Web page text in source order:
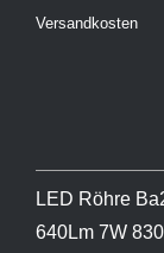
Versandkosten
LED Röhre
640Lm 7W